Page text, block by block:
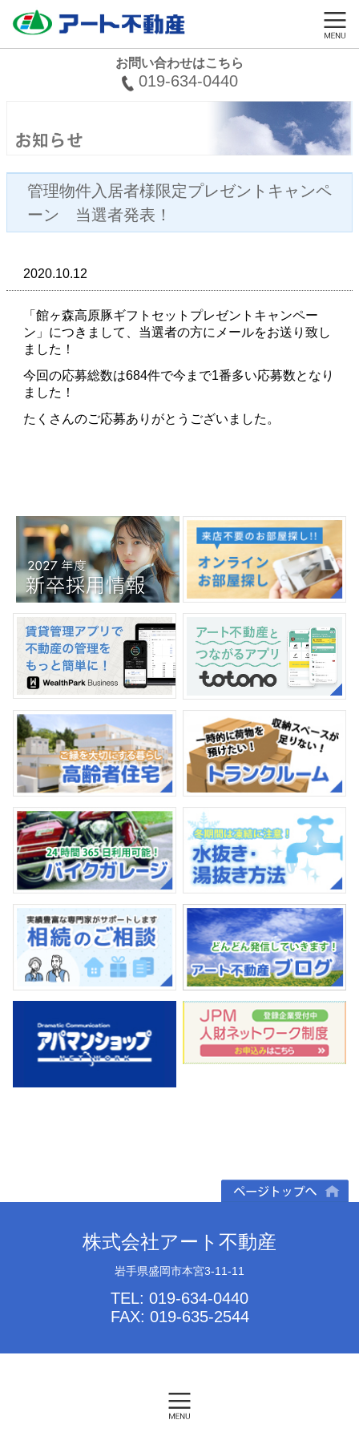
お問い合わせはこちら
019-634-0440
管理物件入居者様限定プレゼントキャンペ
ーン 当選者発表！
2020.10.12
「館ヶ森高原豚ギフトセットプレゼントキャンペー
ン」につきまして、当選者の方にメールをお送り致し
ました！
今回の応募総数は684件で今まで1番多い応募数となり
ました！
たくさんのご応募ありがとうございました。
株式会社アート不動産
岩手県盛岡市本宮3-11-11
TEL: 019-634-0440
FAX: 019-635-2544